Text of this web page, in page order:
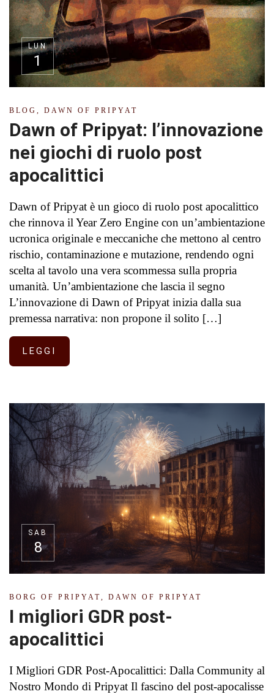
LUN
1
BLOG DAWN OF PRIPYAT
Dawn of Pripyat: l’innovazione
nei giochi di ruolo post
apocalittici
Dawn of Pripyat è un gioco di ruolo post apocalittico
che rinnova il Year Zero Engine con un’ambientazione
ucronica originale e meccaniche che mettono al centro
rischio, contaminazione e mutazione, rendendo ogni
scelta al tavolo una vera scommessa sulla propria
umanità. Un’ambientazione che lascia il segno
L’innovazione di Dawn of Pripyat inizia dalla sua
premessa narrativa: non propone il solito […]
LEGGI
SAB
8
BORG OF PRIPYAT, DAWN OF PRIPYAT
I migliori GDR post-
apocalittici
I Migliori GDR Post-Apocalittici: Dalla Community al
Nostro Mondo di Pripyat Il fascino del post-apocalisse